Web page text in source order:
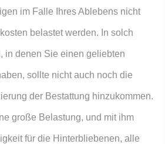
im Falle Ihres Ablebens nicht
belastet werden. In solch
in denen Sie einen geliebten
sollte nicht auch noch die
der Bestattung hinzukommen.
große Belastung, und mit ihm
für die Hinterbliebenen, alle